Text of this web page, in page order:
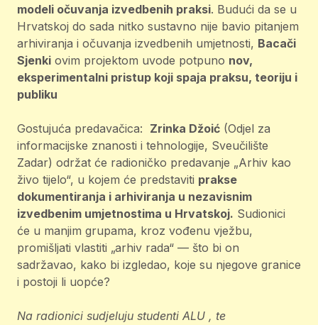
modeli očuvanja izvedbenih praksi. Budući da se u
Hrvatskoj do sada nitko sustavno nije bavio pitanjem
arhiviranja i očuvanja izvedbenih umjetnosti, Bacači
Sjenki ovim projektom uvode potpuno nov,
eksperimentalni pristup koji spaja praksu, teoriju i
publiku
Gostujuća predavačica: Zrinka Džoić (Odjel za
informacijske znanosti i tehnologije, Sveučilište
Zadar) održat će radioničko predavanje „Arhiv kao
živo tijelo“, u kojem će predstaviti prakse
dokumentiranja i arhiviranja u nezavisnim
izvedbenim umjetnostima u Hrvatskoj. Sudionici
će u manjim grupama, kroz vođenu vježbu,
promišljati vlastiti „arhiv rada“ — što bi on
sadržavao, kako bi izgledao, koje su njegove granice
i postoji li uopće?
Na radionici sudjeluju studenti ALU , te